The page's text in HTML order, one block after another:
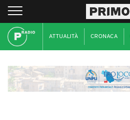
ATTUALITÀ CRONACA